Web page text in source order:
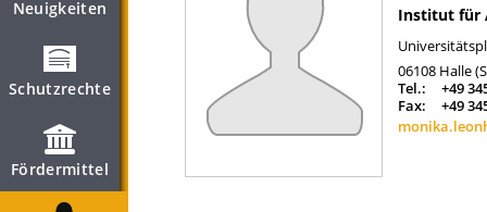
Neuigkeiten
Schutzrechte
Fördermittel
Institut für
06108 Halle
Tel.:
+49
Fax:
+49